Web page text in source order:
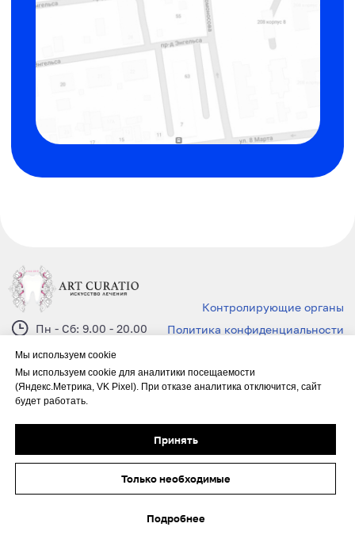
Мы используем cookie
Мы используем cookie для аналитики посещаемости
(Яндекс.Метрика, VK Pixel). При отказе аналитика отключится, сайт
будет работать.
Принять
Только необходимые
Подробнее